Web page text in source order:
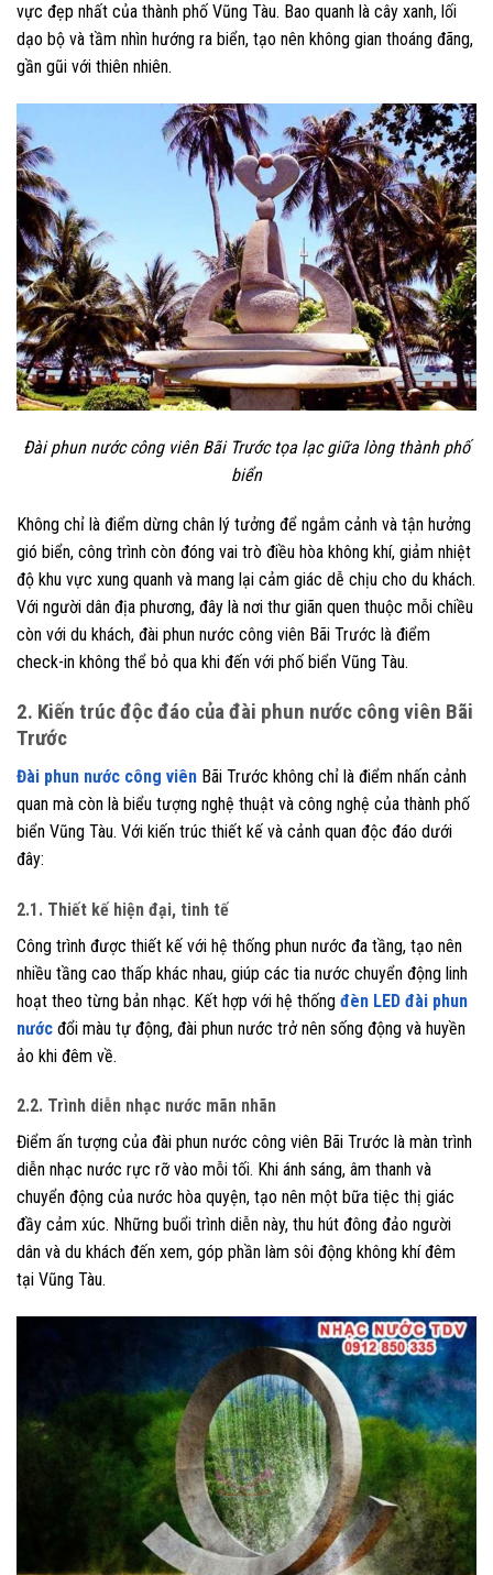
vực đẹp nhất của thành phố Vũng Tàu. Bao quanh là cây xanh, lối
dạo bộ và tầm nhìn hướng ra biển, tạo nên không gian thoáng đãng,
gần gũi với thiên nhiên.
Đài phun nước công viên Bãi Trước tọa lạc giữa lòng thành phố
biển
Không chỉ là điểm dừng chân lý tưởng để ngắm cảnh và tận hưởng
gió biển, công trình còn đóng vai trò điều hòa không khí, giảm nhiệt
độ khu vực xung quanh và mang lại cảm giác dễ chịu cho du khách.
Với người dân địa phương, đây là nơi thư giãn quen thuộc mỗi chiều
còn với du khách, đài phun nước công viên Bãi Trước là điểm
check-in không thể bỏ qua khi đến với phố biển Vũng Tàu.
2. Kiến trúc độc đáo của đài phun nước công viên Bãi
Trước
Đài phun nước công viên Bãi Trước không chỉ là điểm nhấn cảnh
quan mà còn là biểu tượng nghệ thuật và công nghệ của thành phố
biển Vũng Tàu. Với kiến trúc thiết kế và cảnh quan độc đáo dưới
đây:
2.1. Thiết kế hiện đại, tinh tế
Công trình được thiết kế với hệ thống phun nước đa tầng, tạo nên
nhiều tầng cao thấp khác nhau, giúp các tia nước chuyển động linh
hoạt theo từng bản nhạc. Kết hợp với hệ thống đèn LED đài phun
nước đổi màu tự động, đài phun nước trở nên sống động và huyền
ảo khi đêm về.
2.2. Trình diễn nhạc nước mãn nhãn
Điểm ấn tượng của đài phun nước công viên Bãi Trước là màn trình
diễn nhạc nước rực rỡ vào mỗi tối. Khi ánh sáng, âm thanh và
chuyển động của nước hòa quyện, tạo nên một bữa tiệc thị giác
đầy cảm xúc. Những buổi trình diễn này, thu hút đông đảo người
dân và du khách đến xem, góp phần làm sôi động không khí đêm
tại Vũng Tàu.